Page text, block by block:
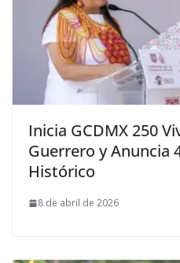
Inicia GCDMX 250
Guerrero y Anuncia
Histórico
8 de abril de 2026